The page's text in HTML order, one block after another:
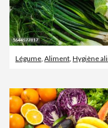
Légume Aliment Hygiène